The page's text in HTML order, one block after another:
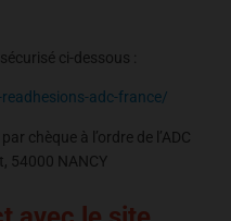
ci-dessous :
adc-france/
chèque à l’ordre de l’ADC
54000 NANCY